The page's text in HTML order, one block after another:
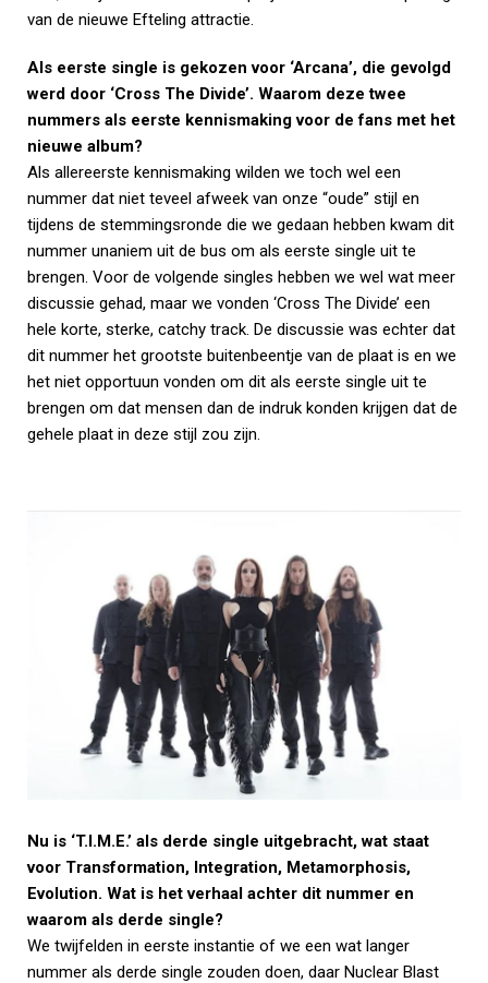
van de nieuwe Efteling attractie.
Als eerste single is gekozen voor ‘Arcana’, die gevolgd
werd door ‘Cross The Divide’. Waarom deze twee
nummers als eerste kennismaking voor de fans met het
nieuwe album?
Als allereerste kennismaking wilden we toch wel een
nummer dat niet teveel afweek van onze “oude” stijl en
tijdens de stemmingsronde die we gedaan hebben kwam dit
nummer unaniem uit de bus om als eerste single uit te
brengen. Voor de volgende singles hebben we wel wat meer
discussie gehad, maar we vonden ‘Cross The Divide’ een
hele korte, sterke, catchy track. De discussie was echter dat
dit nummer het grootste buitenbeentje van de plaat is en we
het niet opportuun vonden om dit als eerste single uit te
brengen om dat mensen dan de indruk konden krijgen dat de
gehele plaat in deze stijl zou zijn.
Nu is ‘T.I.M.E.’ als derde single uitgebracht, wat staat
voor Transformation, Integration, Metamorphosis,
Evolution. Wat is het verhaal achter dit nummer en
waarom als derde single?
We twijfelden in eerste instantie of we een wat langer
nummer als derde single zouden doen, daar Nuclear Blast